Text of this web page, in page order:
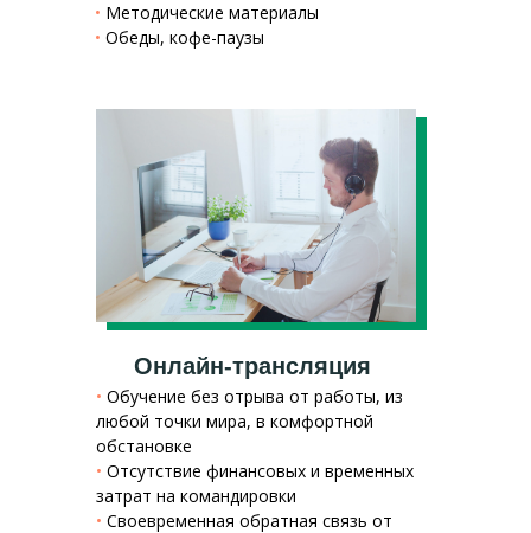
• Методические материалы
• Обеды, кофе-паузы
Онлайн-трансляция
• Обучение без отрыва от работы, из
любой точки мира, в комфортной
обстановке
• Отсутствие финансовых и временных
затрат на командировки
• Своевременная обратная связь от